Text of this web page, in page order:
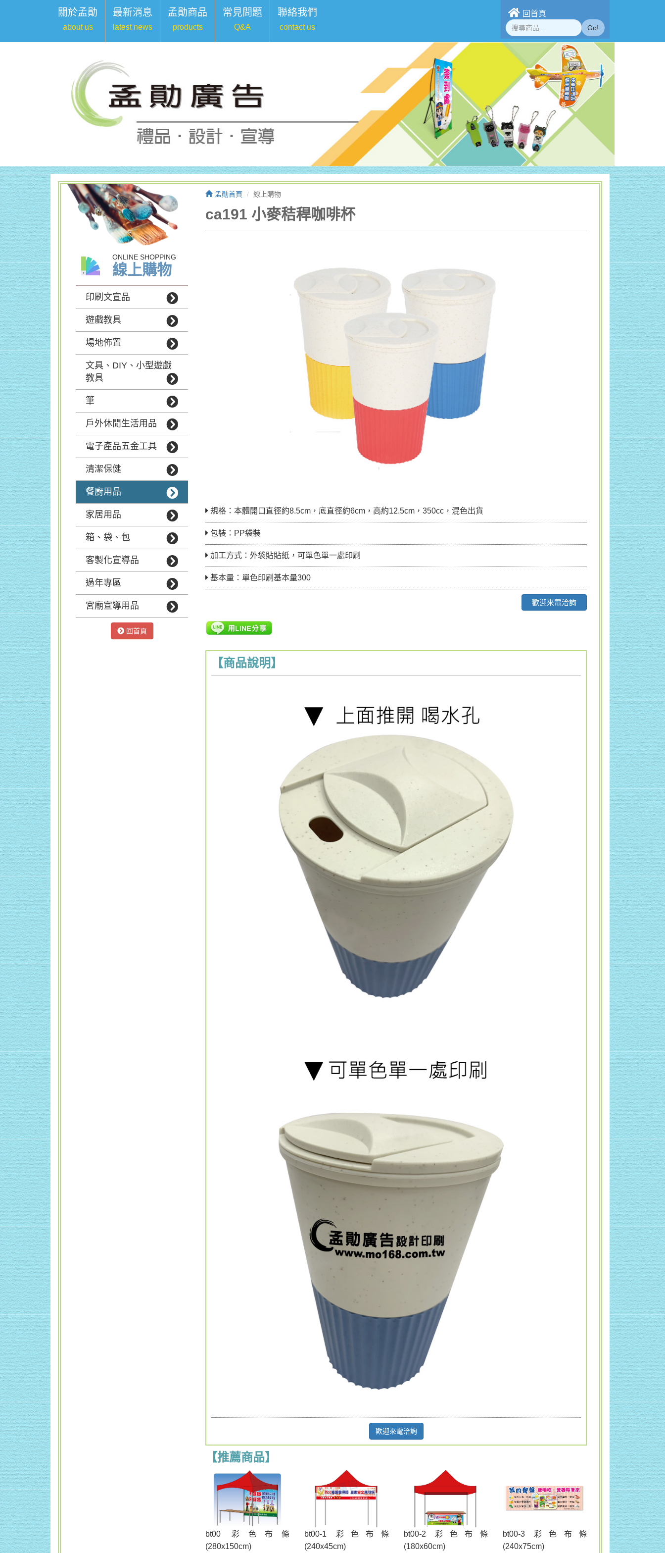
回首頁
Go!
關於孟勛
about us
最新消息
latest news
孟勛商品
products
常見問題
Q&A
聯絡我們
contact us
ONLINE SHOPPING
線上購物
印刷文宣品
遊戲教具
場地佈置
文具、DIY、小型遊戲
教具
筆
戶外休閒生活用品
電子產品五金工具
清潔保健
餐廚用品
家居用品
箱、袋、包
客製化宣導品
過年專區
宮廟宣導用品
回首頁
孟勛首頁 線上購物
ca191 小麥秸稈咖啡杯
規格：本體開口直徑約8.5cm，底直徑約6cm，高約12.5cm，350cc，混色出貨
包裝：PP袋裝
加工方式：外袋貼貼紙，可單色單一處印刷
基本量：單色印刷基本量300
歡迎來電洽詢
【商品說明】
歡迎來電洽詢
【推薦商品】
bt00 彩色布條
(280x150cm)
bt00-1 彩色布條
(240x45cm)
bt00-2 彩色布條
(180x60cm)
bt00-3 彩色布條
(240x75cm)